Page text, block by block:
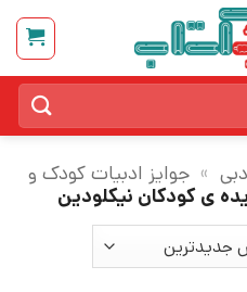
» جوایز ادبیات کودک و
ی کودکان نیکلودین